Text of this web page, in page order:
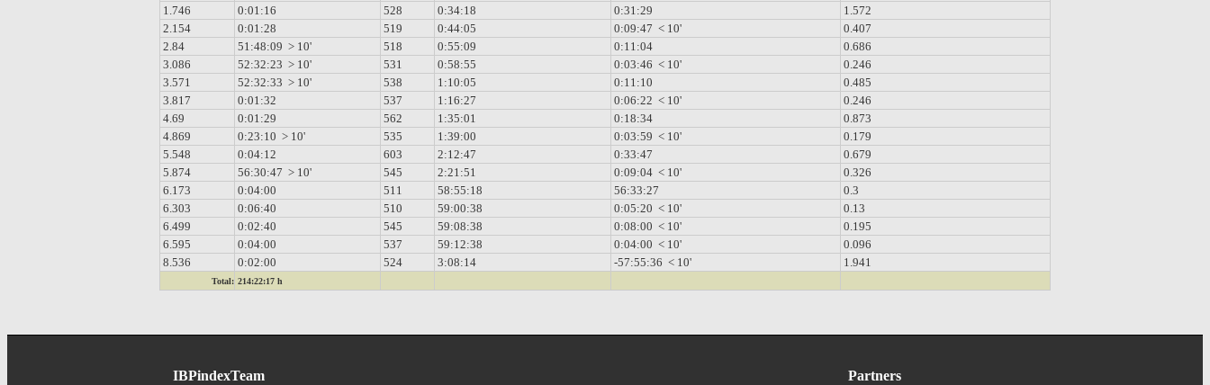
1.746
0:01:16 528 0:34:18 0:31:29
1.572
2.154
0:01:28 519 0:44:05 0:09:47 < 10'
0.407
2.84
51:48:09 > 10' 518 0:55:09 0:11:04
0.686
3.086
52:32:23 > 10' 531 0:58:55 0:03:46 < 10'
0.246
3.571
52:32:33 > 10' 538 1:10:05 0:11:10
0.485
3.817
0:01:32 537 1:16:27 0:06:22 < 10'
0.246
4.69
0:01:29 562 1:35:01 0:18:34
0.873
4.869
0:23:10 > 10' 535 1:39:00 0:03:59 < 10'
0.179
5.548
0:04:12 603 2:12:47 0:33:47
0.679
5.874
56:30:47 > 10' 545 2:21:51 0:09:04 < 10'
0.326
6.173
0:04:00 511 58:55:18 56:33:27
0.3
6.303
0:06:40 510 59:00:38 0:05:20 < 10'
0.13
6.499
0:02:40 545 59:08:38 0:08:00 < 10'
0.195
6.595
0:04:00 537 59:12:38 0:04:00 < 10'
0.096
8.536
0:02:00 524 3:08:14 -57:55:36 < 10' 1.941
Total: 214:22:17 h
IBPindexTeam Partners